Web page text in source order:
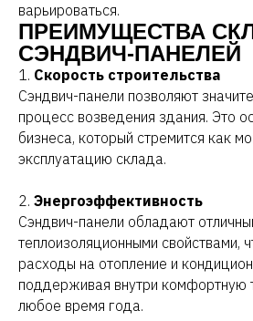
варьироваться.
ПРЕИМУЩЕСТВА
СЭНДВИЧ-ПАНЕЛЕЙ
1. Скорость строительства
Сэндвич-панели позволяют
процесс возведения здания. Это
бизнеса, который стремится как
эксплуатацию склада.
2. Энергоэффективность
Сэндвич-панели обладают
теплоизоляционными свойствами,
расходы на отопление и
поддерживая внутри комфортную
любое время года.